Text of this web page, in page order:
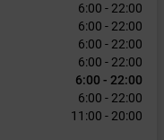
6:00 - 22:00
6:00 - 22:00
6:00 - 22:00
6:00 - 22:00
6:00 - 22:00
6:00 - 22:00
11:00 - 20:00